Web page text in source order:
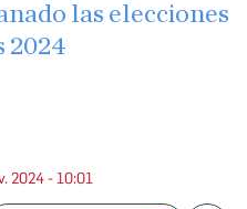
las elecciones
2024
2024 - 10:01